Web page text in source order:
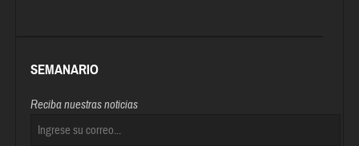
SEMANARIO
Reciba nuestras noticias